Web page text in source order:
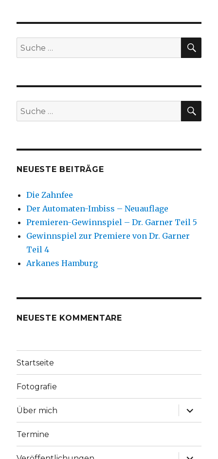
Suche
nach:
Suche
nach:
NEUESTE BEITRÄGE
Die Zahnfee
Der Automaten-Imbiss – Neuauflage
Premieren-Gewinnspiel – Dr. Garner Teil 5
Gewinnspiel zur Premiere von Dr. Garner
Teil 4
Arkanes Hamburg
NEUESTE KOMMENTARE
Startseite
Fotografie
Über mich
Termine